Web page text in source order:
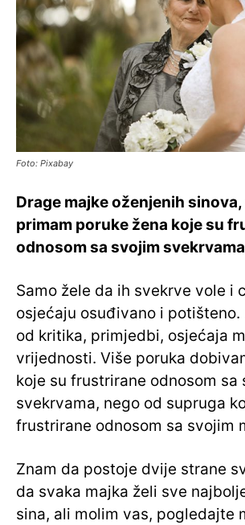
Foto: Pixabay
Drage majke oženjenih sinova,
primam poruke žena koje su
odnosom sa svojim
Samo žele da ih svekrve vole i
osjećaju osuđivano i potišteno.
od kritika, primjedbi, osjećaja
vrijednosti. Više poruka
koje su frustrirane odnosom sa
svekrvama, nego od supruga
frustrirane odnosom sa svojim
Znam da postoje dvije strane
da svaka majka želi sve
sina, ali molim vas, pogledajte